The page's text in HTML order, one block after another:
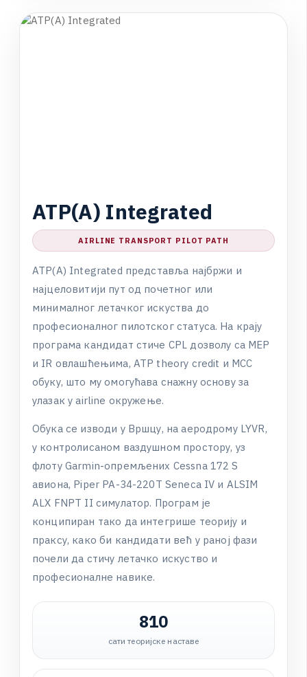
ATP(A) Integrated
AIRLINE TRANSPORT PILOT PATH
ATP(A) Integrated представља најбржи и
најцеловитији пут од почетног или
минималног летачког искуства до
професионалног пилотског статуса. На крају
програма кандидат стиче CPL дозволу са MEP
и IR овлашћењима, ATP theory credit и MCC
обуку, што му омогућава снажну основу за
улазак у airline окружење.
Обука се изводи у Вршцу, на аеродрому LYVR,
у контролисаном ваздушном простору, уз
флоту Garmin-опремљених Cessna 172 S
авиона, Piper PA-34-220T Seneca IV и ALSIM
ALX FNPT II симулатор. Програм је
конципиран тако да интегрише теорију и
праксу, како би кандидати већ у раној фази
почели да стичу летачко искуство и
професионалне навике.
810
сати теоријске наставе